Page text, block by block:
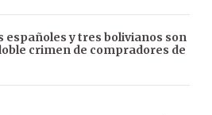
españoles y tres bolivianos son
crimen de compradores de